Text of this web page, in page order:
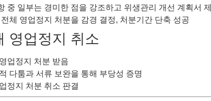
중 일부는 경미한 점을 강조하고 위생관리 개선 계획서
체 영업정지 처분을 감경 결정, 처분기간 단축 성공
영업정지 취소
업정지 처분 받음
다툼과 서류 보완을 통해 부당성 증명
정지 처분 취소 판결